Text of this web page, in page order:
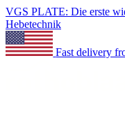
VGS PLATE: Die erste
Hebetechnik
Fast delivery